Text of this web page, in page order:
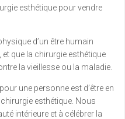
esthétique pour vendre
d’un être humain
que la chirurgie esthétique
la vieillesse ou la maladie.
une personne est d’être en
esthétique. Nous
intérieure et à célébrer la